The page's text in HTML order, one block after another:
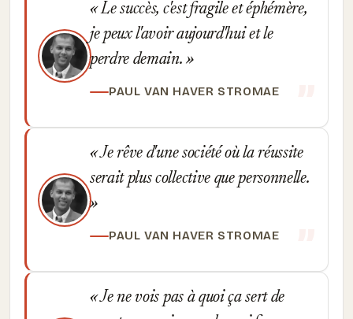
Le succès, c'est fragile et éphémère,
je peux l'avoir aujourd'hui et le
perdre demain.
PAUL VAN HAVER STROMAE
Je rêve d'une société où la réussite
serait plus collective que personnelle.
PAUL VAN HAVER STROMAE
Je ne vois pas à quoi ça sert de